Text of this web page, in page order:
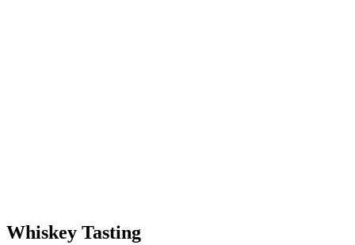
Whiskey Tasting